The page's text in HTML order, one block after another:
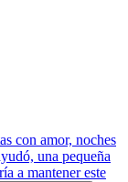
con amor, noches
una pequeña
a mantener este